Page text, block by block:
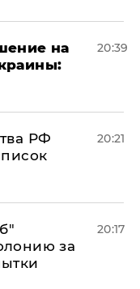
на
20:39
РФ
20:21
за
20:17